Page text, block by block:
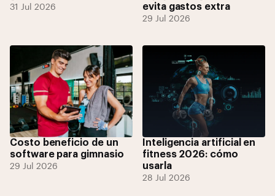
31 Jul 2026
evita gastos extra
29 Jul 2026
Costo beneficio de un
software para gimnasio
29 Jul 2026
Inteligencia artificial en
fitness 2026: cómo
usarla
28 Jul 2026